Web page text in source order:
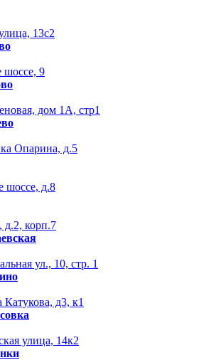
13с2
шоссе, 9
дом 1А, стр1
Опарина, д.5
шоссе, д.8
корп.7
ул., 10, стр. 1
д3, к1
улица, 14к2